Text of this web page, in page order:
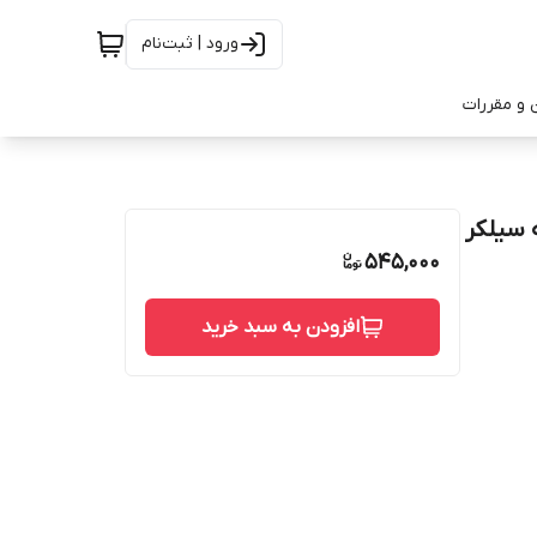
ورود | ثبت‌نام
و مقررات
545,000
افزودن به سبد خرید